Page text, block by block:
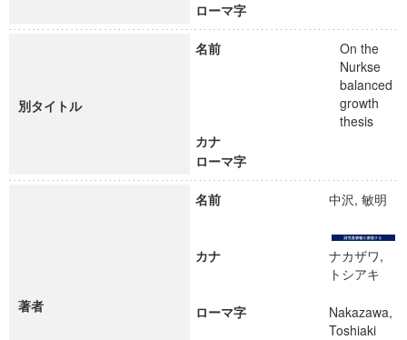
ローマ字
別タイトル
名前
On the
Nurkse
balanced
growth
thesis
カナ
ローマ字
著者
名前 中沢, 敏明
カナ
ナカザワ,
トシアキ
ローマ字
Nakazawa,
Toshiaki